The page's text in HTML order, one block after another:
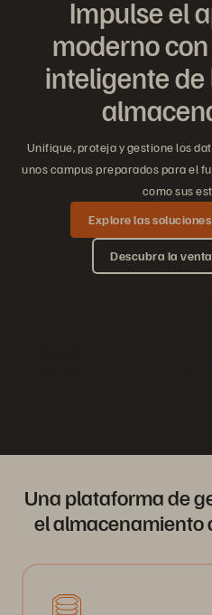
Impulse el
moderno
inteligente de
Unifique, proteja y gestione los
unos campus preparados para el
como sus
Explore las
Descubra la
Una plataforma de
el almacenamiento